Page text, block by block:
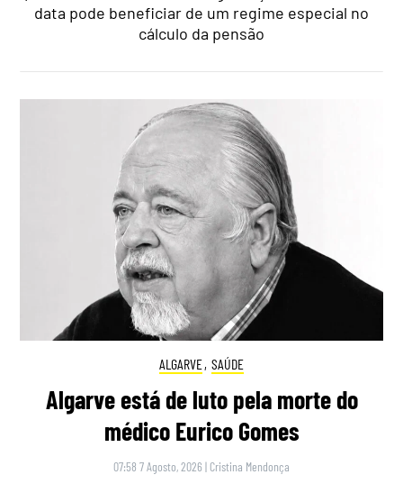
data pode beneficiar de um regime especial no
cálculo da pensão
ALGARVE, SAÚDE
Algarve está de luto pela morte do
médico Eurico Gomes
07:58 7 Agosto, 2026 | Cristina Mendonça